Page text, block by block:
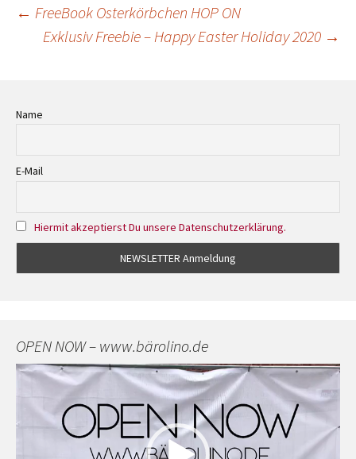
Beitrags-
← FreeBook Osterkörbchen HOP ON
Exklusiv Freebie – Happy Easter Holiday 2020 →
Name
E-Mail
Hiermit akzeptierst Du unsere Datenschutzerklärung.
OPEN NOW – www.bärolino.de
Video-